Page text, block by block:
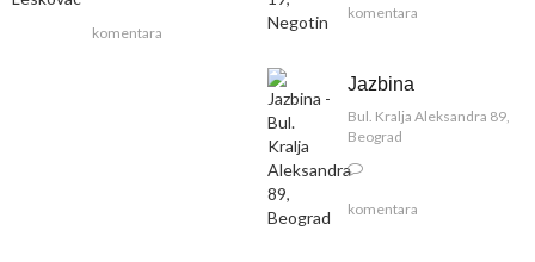
komentara
komentara
Jazbina
Bul. Kralja Aleksandra 89,
Beograd
komentara